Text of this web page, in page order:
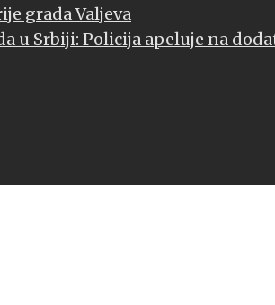
grada Valjeva
u Srbiji: Policija apeluje na